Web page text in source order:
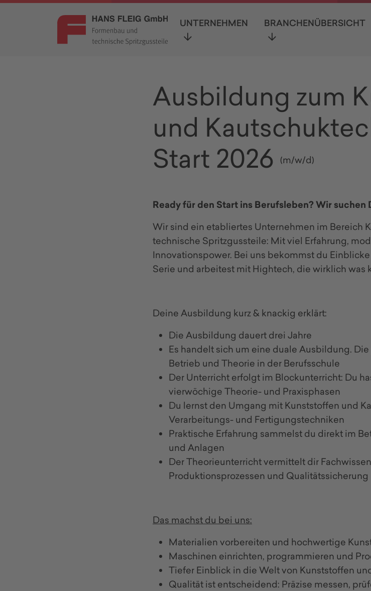
UNTERNEHMEN BRANCHENÜBERSICHT
Ausbildung zum
und
Start 2026 (m/w/d)
Ready für den Start ins Berufsleben? Wir suchen
Wir sind ein etabliertes Unternehmen im Bereich
technische Spritzgussteile: Mit viel Erfahrung,
Innovationspower. Bei uns bekommst du
Serie und arbeitest mit Hightech, die wirklich was
Deine Ausbildung kurz & knackig erklärt:
Die Ausbildung dauert drei Jahre
Es handelt sich um eine duale Ausbildung.
Betrieb und Theorie in der Berufsschule
Der Unterricht erfolgt im Blockunterricht: Du
vierwöchige Theorie- und Praxisphasen
Du lernst den Umgang mit Kunststoffen und
Verarbeitungs- und Fertigungstechniken
Praktische Erfahrung sammelst du direkt im
und Anlagen
Der Theorieunterricht vermittelt dir
Produktionsprozessen und Qualitätssicherung
Das machst du bei uns:
Materialien vorbereiten und hochwertige
Maschinen einrichten, programmieren und
Tiefer Einblick in die Welt von Kunststoffen
Qualität ist entscheidend: Präzise messen,